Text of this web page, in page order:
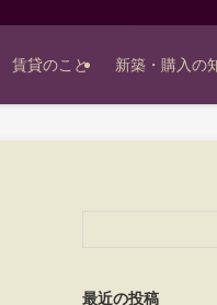
賃貸のこと 新築・購入の
最近の投稿